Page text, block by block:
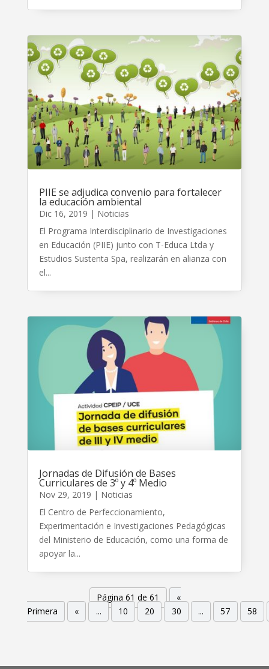
PIIE se adjudica convenio para fortalecer
la educación ambiental
Dic 16, 2019 | Noticias
El Programa Interdisciplinario de Investigaciones
en Educación (PIIE) junto con T-Educa Ltda y
Estudios Sustenta Spa, realizarán en alianza con
el...
Jornadas de Difusión de Bases
Curriculares de 3º y 4º Medio
Nov 29, 2019 | Noticias
El Centro de Perfeccionamiento,
Experimentación e Investigaciones Pedagógicas
del Ministerio de Educación, como una forma de
apoyar la...
Página 61 de 61
«
Primera
« ... 10 20 30 ... 57 58